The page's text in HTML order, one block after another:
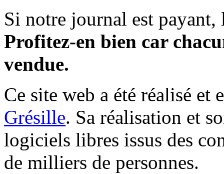
Si notre journal est payant,
Profitez-en bien car
vendue.
Ce site web a été réalisé et
Grésille. Sa réalisation et
logiciels libres issus des
de milliers de personnes.